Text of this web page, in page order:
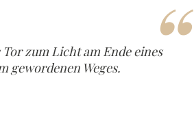
“
Tor zum Licht am Ende eines
gewordenen Weges.